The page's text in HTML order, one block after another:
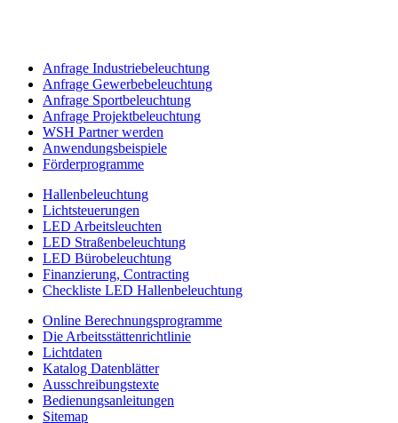
Anfrage Industriebeleuchtung
Anfrage Gewerbebeleuchtung
Anfrage Sportbeleuchtung
Anfrage Projektbeleuchtung
WSH Partner werden
Anwendungsbeispiele
Förderprogramme
Hallenbeleuchtung
Lichtsteuerungen
LED Arbeitsleuchten
LED Straßenbeleuchtung
LED Bürobeleuchtung
Finanzierung, Contracting
Checkliste LED Hallenbeleuchtung
Online Berechnungsprogramme
Die Arbeitsstättenrichtlinie
Lichtdaten
Katalog Datenblätter
Ausschreibungstexte
Bedienungsanleitungen
Sitemap